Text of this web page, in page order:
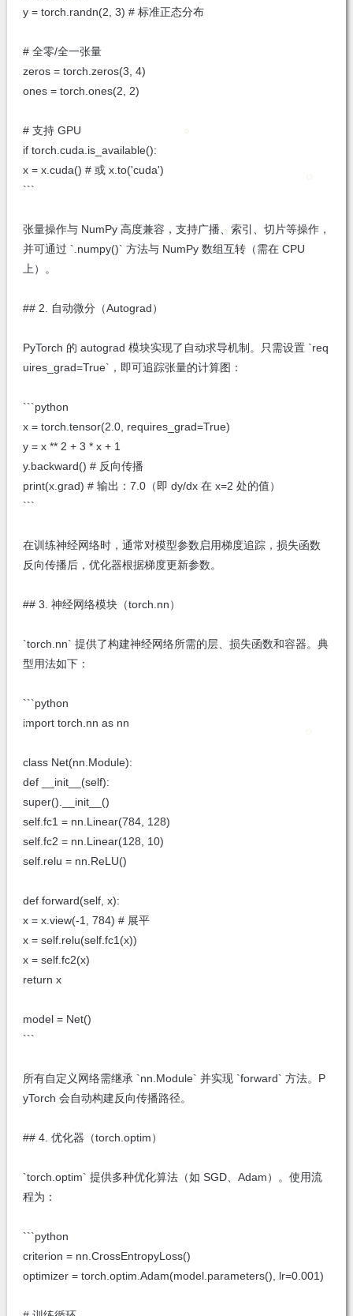
y = torch.randn(2, 3) # 标准正态分布
# 全零/全一张量
zeros = torch.zeros(3, 4)
ones = torch.ones(2, 2)
# 支持 GPU
if torch.cuda.is_available():
x = x.cuda() # 或 x.to('cuda')
```
张量操作与 NumPy 高度兼容，支持广播、索引、切片等操作，
并可通过 `.numpy()` 方法与 NumPy 数组互转（需在 CPU
上）。
## 2. 自动微分（Autograd）
PyTorch 的 autograd 模块实现了自动求导机制。只需设置 `req
uires_grad=True`，即可追踪张量的计算图：
```python
x = torch.tensor(2.0, requires_grad=True)
y = x ** 2 + 3 * x + 1
y.backward() # 反向传播
print(x.grad) # 输出：7.0（即 dy/dx 在 x=2 处的值）
```
在训练神经网络时，通常对模型参数启用梯度追踪，损失函数
反向传播后，优化器根据梯度更新参数。
## 3. 神经网络模块（torch.nn）
`torch.nn` 提供了构建神经网络所需的层、损失函数和容器。典
型用法如下：
```python
import torch.nn as nn
class Net(nn.Module):
def __init__(self):
super().__init__()
self.fc1 = nn.Linear(784, 128)
self.fc2 = nn.Linear(128, 10)
self.relu = nn.ReLU()
def forward(self, x):
x = x.view(-1, 784) # 展平
x = self.relu(self.fc1(x))
x = self.fc2(x)
return x
model = Net()
```
所有自定义网络需继承 `nn.Module` 并实现 `forward` 方法。P
yTorch 会自动构建反向传播路径。
## 4. 优化器（torch.optim）
`torch.optim` 提供多种优化算法（如 SGD、Adam）。使用流
程为：
```python
criterion = nn.CrossEntropyLoss()
optimizer = torch.optim.Adam(model.parameters(), lr=0.001)